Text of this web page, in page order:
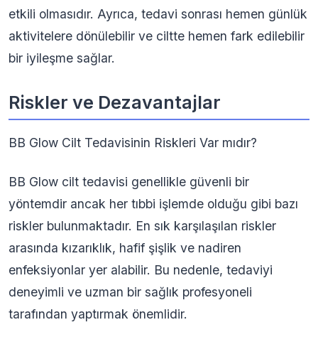
etkili olmasıdır. Ayrıca, tedavi sonrası hemen günlük
aktivitelere dönülebilir ve ciltte hemen fark edilebilir
bir iyileşme sağlar.
Riskler ve Dezavantajlar
BB Glow Cilt Tedavisinin Riskleri Var mıdır?
BB Glow cilt tedavisi genellikle güvenli bir
yöntemdir ancak her tıbbi işlemde olduğu gibi bazı
riskler bulunmaktadır. En sık karşılaşılan riskler
arasında kızarıklık, hafif şişlik ve nadiren
enfeksiyonlar yer alabilir. Bu nedenle, tedaviyi
deneyimli ve uzman bir sağlık profesyoneli
tarafından yaptırmak önemlidir.